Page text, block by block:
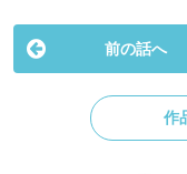
前の話へ
作